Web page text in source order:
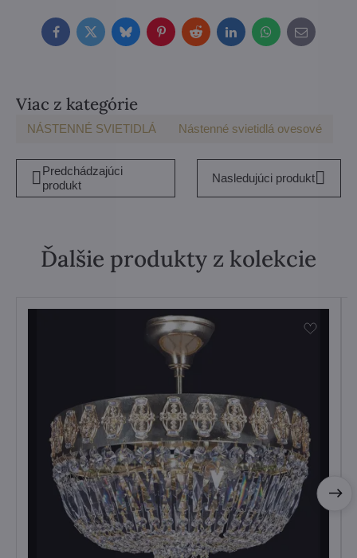
FacebookTwitterBlueskyPinterestRedditLinkedInWhatsApp
E-
mail
Viac z kategórie
NÁSTENNÉ SVIETIDLÁ Nástenné svietidlá ovesové
Predchádzajúci
produkt
Nasledujúci produkt
Ďalšie produkty z kolekcie